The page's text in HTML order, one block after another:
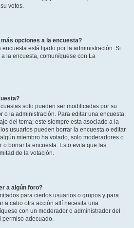
votos.
opciones a la encuesta?
está fijado por la administración. Si
la encuesta, comuníquese con La
solo pueden ser modificadas por su
o la administración. Para editar una encuesta,
del tema; este siempre esta asociado a la
usuarios pueden borrar la encuesta o editar
miembro ha votado, solo moderadores o
borrar la encuesta. Esto evita que las
de la votación.
a algún foro?
para ciertos usuarios o grupos y para
a cabo otra acción allí necesita una
con un moderador o administrador del
permiso adecuado.